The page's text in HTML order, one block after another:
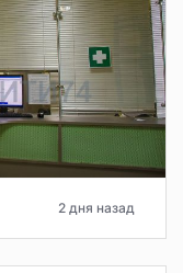
2 дня назад